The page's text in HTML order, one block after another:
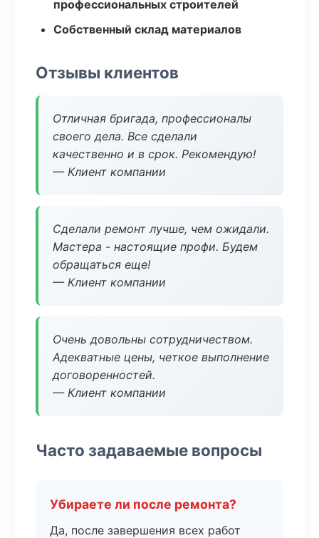
профессиональных строителей
Собственный склад материалов
Отзывы клиентов
Отличная бригада, профессионалы
своего дела. Все сделали
качественно и в срок. Рекомендую!
— Клиент компании
Сделали ремонт лучше, чем ожидали.
Мастера - настоящие профи. Будем
обращаться еще!
— Клиент компании
Очень довольны сотрудничеством.
Адекватные цены, четкое выполнение
договоренностей.
— Клиент компании
Часто задаваемые вопросы
Убираете ли после ремонта?
Да, после завершения всех работ